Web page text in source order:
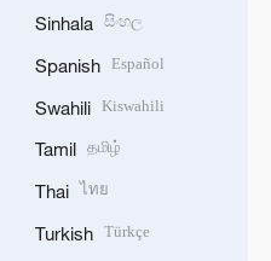
Sinhala සිංහල
Spanish Español
Swahili Kiswahili
Tamil தமிழ்
Thai ไทย
Turkish Türkçe